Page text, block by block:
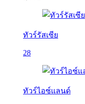
ทัวร์รัสเซีย
28
ทัวร์ไอซ์แลนด์